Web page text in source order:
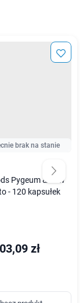
brak na stanie
Pygeum & Saw
- 120 kapsułek
zł